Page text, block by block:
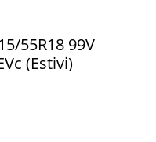
55R18 99V
(Estivi)